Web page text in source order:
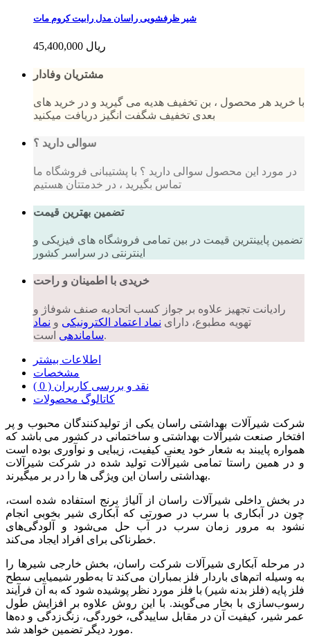
شیر ظرفشویی راسان مدل رابیت کروم مات
45,400,000 ریال
مشتریان وفادار
با خرید هر محصول ، بن تخفیف هدیه می گیرید و در خرید های
بعدی تخفیف شگفت انگیز دریافت میکنید
سوالی دارید ؟
در مورد این محصول سوالی دارید ؟ با پشتیبانی فروشگاه ما
تماس بگیرید ، در خدمتتان هستیم
تضمین بهترین قیمت
تضمین پایینترین قیمت در بین تمامی فروشگاه های فیزیکی و
اینترنتی در سراسر کشور
خریدی با اطمینان و راحت
رادیانت تجهیز علاوه بر جواز کسب اتحادیه صنف شوفاژ و
تهویه مطبوع، دارای نماد اعتماد الکترونیکی و نماد
ساماندهیاست.
اطلاعات بیشتر
مشخصات
نقد و بررسی کاربران ( 0 )
کاتالوگ محصولات
شرکت شیرآلات بهداشتی راسان یکی از تولیدکنندگان محبوب و پر
افتخار صنعت شیرآلات بهداشتی و ساختمانی در کشور می باشد که
همواره پایبند به شعار خود یعنی کیفیت، زیبایی و نوآوری بوده است
و در همین راستا تمامی شیرآلات تولید شده در شرکت شیرآلات
بهداشتی راسان این ویژگی ها را در بر میگیرند.
در بخش داخلی شیرآلات راسان از آلیاژ برنج استفاده شده است،
چون در آبکاری با سرب در صورتی که آبکاری شیر بخوبی انجام
نشود به مرور زمان سرب در آب حل می‌شود و آلودگی‌های
خطرناکی برای افراد ایجاد می‌کند.
در مرحله آبکاری شیرآلات شرکت راسان، بخش خارجی شیرها را
به وسیله اتم‌های باردار فلز بمباران می‌کند تا به‌طور شیمیایی سطح
فلز پایه (فلز بدنه شیر) با فلز مورد نظر پوشیده شود که به آن فرآیند
رسوب‌سازی با بخار می‌گویند. با این روش علاوه بر افزایش طول
عمر شیر، کیفیت آن در مقابل ساییدگی، خوردگی، زنگ‌زدگی و ده‌ها
مورد دیگر تضمین خواهد شد.